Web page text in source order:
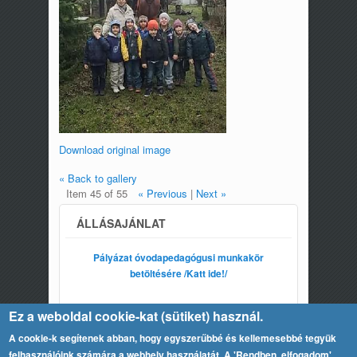
Download original image
« Back to gallery
Item 45 of 55
« Previous | Next »
ÁLLÁSAJÁNLAT
Pályázat óvodapedagógusi munkakör
betöltésére /Katt ide!/
Ez a weboldal cookie-kat (sütiket) használ.
A cookie-k segítenek abban, hogy egyszerűbbé és kellemesebbé tegyük